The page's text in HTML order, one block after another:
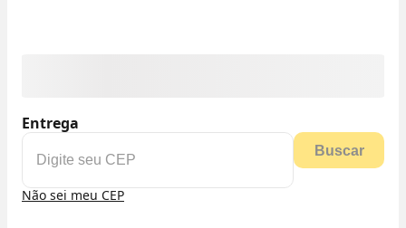
Entrega
Buscar
Não sei meu CEP